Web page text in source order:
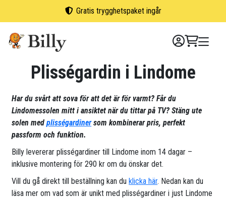
Gratis trygghetspaket ingår
Plisségardin i Lindome
Har du svårt att sova för att det är för varmt? Får du
Lindomessolen mitt i ansiktet när du tittar på TV? Stäng ute
solen medplisségardinersom kombinerar pris, perfekt
passform och funktion.
Billy levererar plisségardiner till Lindome inom 14 dagar –
inklusive montering för 290 kr om du önskar det.
Vill du gå direkt till beställning kan duklicka här. Nedan kan du
läsa mer om vad som är unikt med plisségardiner i just Lindome